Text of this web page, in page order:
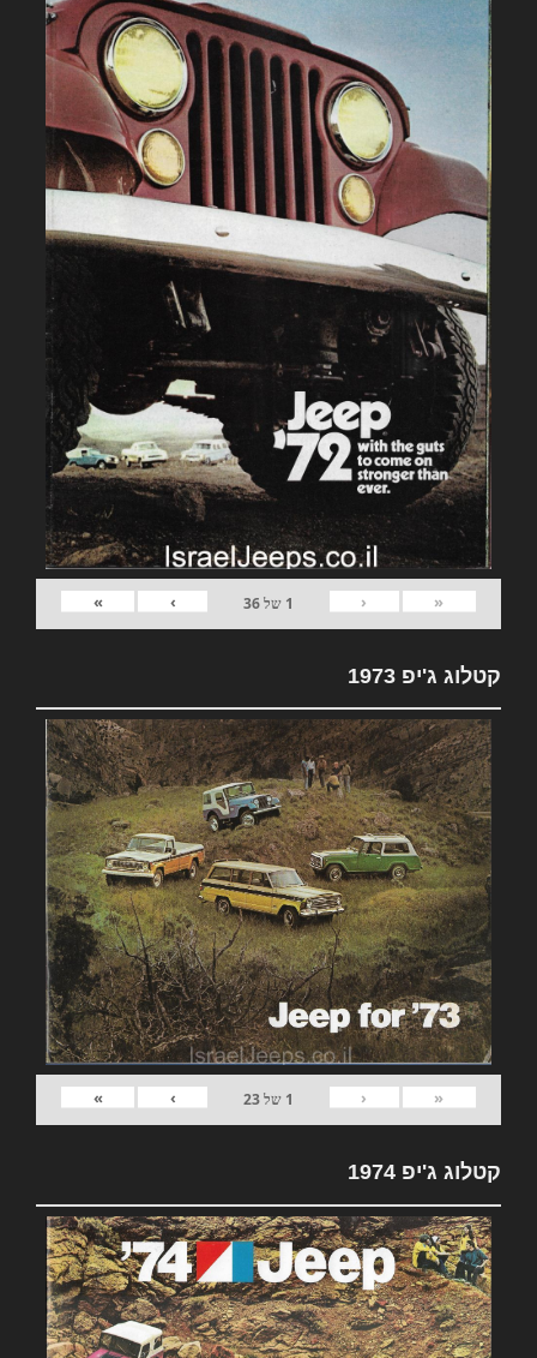
«
‹
1 של36
›
»
קטלוג ג'יפ 1973
«
‹
1 של23
›
»
קטלוג ג'יפ 1974